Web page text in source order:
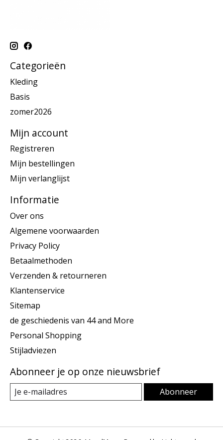
Categorieën
Kleding
Basis
zomer2026
Mijn account
Registreren
Mijn bestellingen
Mijn verlanglijst
Informatie
Over ons
Algemene voorwaarden
Privacy Policy
Betaalmethoden
Verzenden & retourneren
Klantenservice
Sitemap
de geschiedenis van 44 and More
Personal Shopping
Stijladviezen
Abonneer je op onze nieuwsbrief
Abonneer